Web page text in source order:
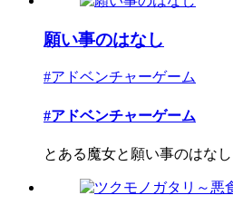
願い事のはなし
#アドベンチャーゲーム
#アドベンチャーゲーム
とある魔女と願い事のはなし